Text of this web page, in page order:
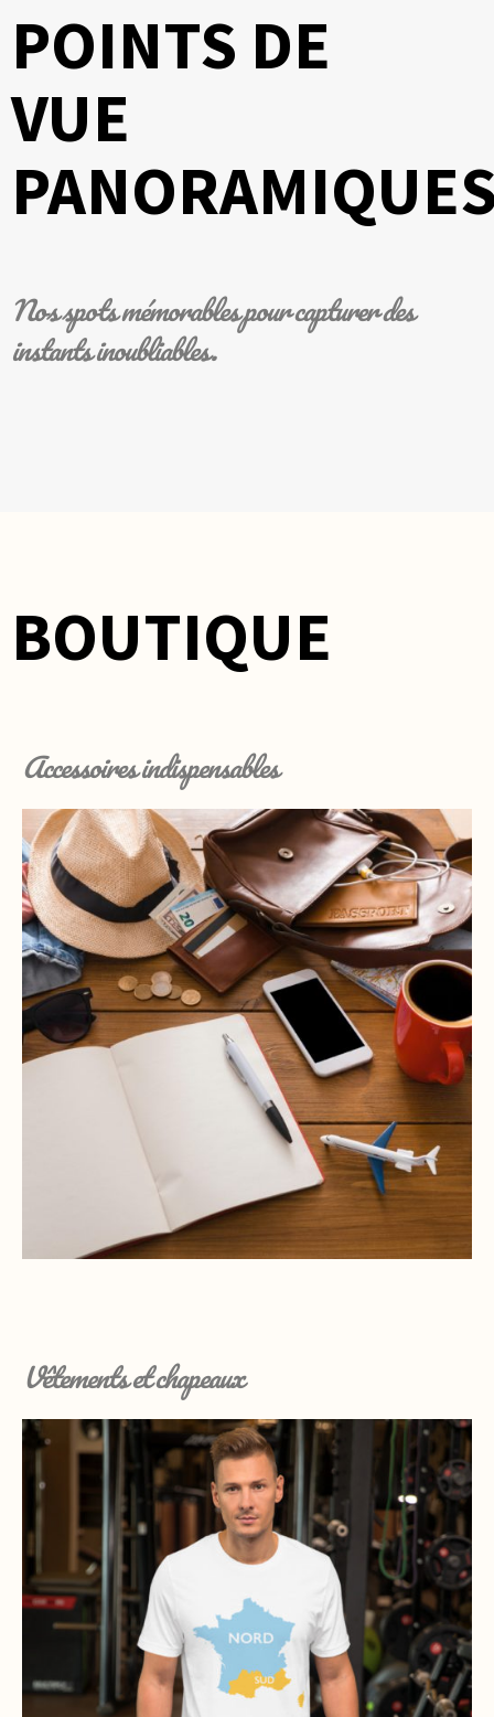
POINTS DE
VUE
Nos spots mémorables pour capturer des
instants inoubliables.
BOUTIQUE
Accessoires indispensables
Vêtements et chapeaux